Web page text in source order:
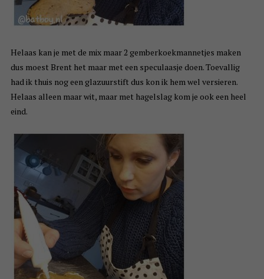
Helaas kan je met de mix maar 2 gemberkoekmannetjes maken
dus moest Brent het maar met een speculaasje doen. Toevallig
had ik thuis nog een glazuurstift dus kon ik hem wel versieren.
Helaas alleen maar wit, maar met hagelslag kom je ook een heel
eind.